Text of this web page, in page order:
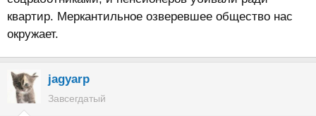
квартир. Меркантильное озверевшее общество нас
окружает.
jagyarp
Завсегдатый